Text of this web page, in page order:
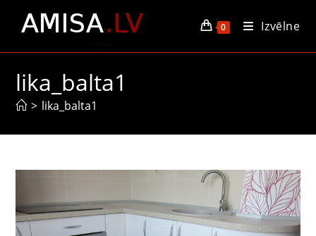
0 Izvēlne
lika_balta1
> lika_balta1